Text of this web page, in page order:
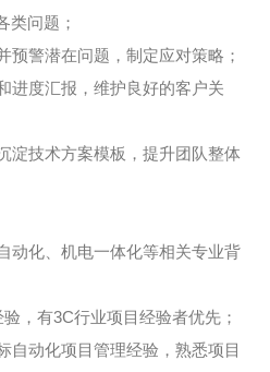
类问题；
预警潜在问题，制定应对策略；
进度汇报，维护良好的客户关
淀技术方案模板，提升团队整体
动化、机电一体化等相关专业背
，有3C行业项目经验者优先；
自动化项目管理经验，熟悉项目